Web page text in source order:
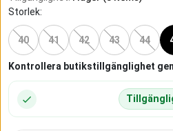
Storlek:
40 41 42 43 44
Kontrollera butikstillgänglighet